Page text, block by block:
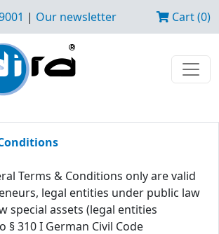
| Our newsletter Cart (0)
Terms & Conditions only are valid
legal entities under public law
special assets (legal entities
§ 310 I German Civil Code